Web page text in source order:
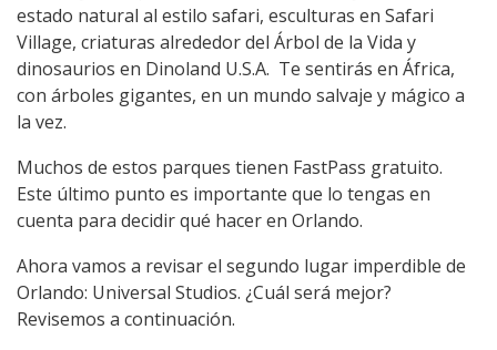
estado natural al estilo safari, esculturas en Safari
Village, criaturas alrededor del Árbol de la Vida y
dinosaurios en Dinoland U.S.A. Te sentirás en África,
con árboles gigantes, en un mundo salvaje y mágico a
la vez.
Muchos de estos parques tienen FastPass gratuito.
Este último punto es importante que lo tengas en
cuenta para decidir qué hacer en Orlando.
Ahora vamos a revisar el segundo lugar imperdible de
Orlando: Universal Studios. ¿Cuál será mejor?
Revisemos a continuación.